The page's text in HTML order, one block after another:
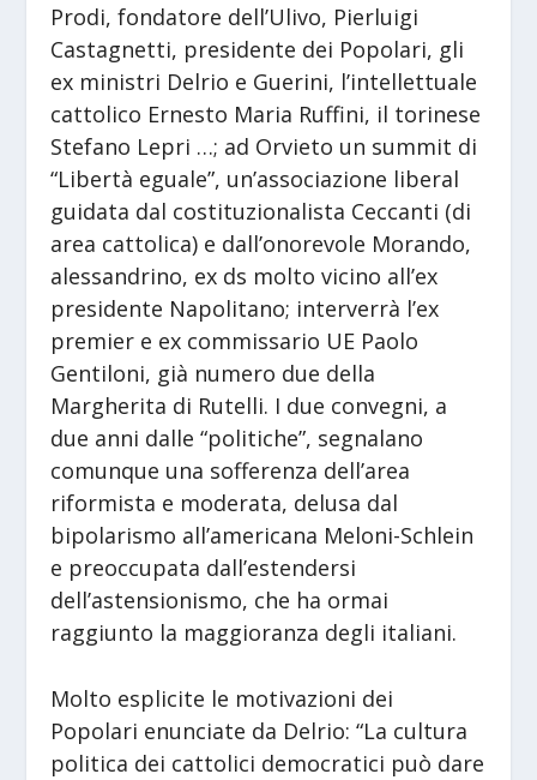
Prodi, fondatore dell’Ulivo, Pierluigi
Castagnetti, presidente dei Popolari, gli
ex ministri Delrio e Guerini, l’intellettuale
cattolico Ernesto Maria Ruffini, il torinese
Stefano Lepri …; ad Orvieto un summit di
“Libertà eguale”, un’associazione liberal
guidata dal costituzionalista Ceccanti (di
area cattolica) e dall’onorevole Morando,
alessandrino, ex ds molto vicino all’ex
presidente Napolitano; interverrà l’ex
premier e ex commissario UE Paolo
Gentiloni, già numero due della
Margherita di Rutelli. I due convegni, a
due anni dalle “politiche”, segnalano
comunque una sofferenza dell’area
riformista e moderata, delusa dal
bipolarismo all’americana Meloni-Schlein
e preoccupata dall’estendersi
dell’astensionismo, che ha ormai
raggiunto la maggioranza degli italiani.
Molto esplicite le motivazioni dei
Popolari enunciate da Delrio: “La cultura
politica dei cattolici democratici può dare